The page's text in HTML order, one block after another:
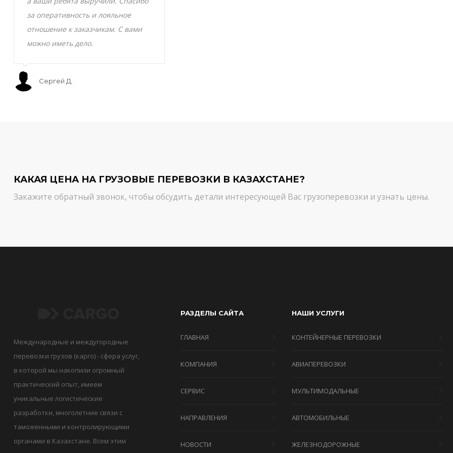
за оперативность и лояльное
отношение к заказчикам. С вами
можно иметь дело.
Сергей Д.
КАКАЯ ЦЕНА НА ГРУЗОВЫЕ ПЕРЕВОЗКИ В КАЗАХСТАНЕ?
Закажите обратный звонок, чтобы обсудить детали интересующей Вас грузоперевозки и узнать цены.
Международные и междугородные
перевозки грузов (карго) - сфера услуг,
в которой мы накопили огромный
практический опыт, имеем
уникальные логистические
разработки, многолетние связи с
таможенными и контролирующими
органами в Казахстане. Всем этим
РАЗДЕЛЫ САЙТА
ГЛАВНАЯ
КОМПАНИЯ
СЕРВИС
НАПРАВЛЕНИЯ
НОВОСТИ
НАШИ УСЛУГИ
КОНТЕЙНЕРНЫЕ ПЕРЕВОЗКИ
АВИАПЕРЕВОЗКИ
МУЛЬТИМОДАЛЬНЫЕ
АВТОМОБИЛЬНЫЕ
ЖЕЛЕЗНОДОРОЖНЫЕ